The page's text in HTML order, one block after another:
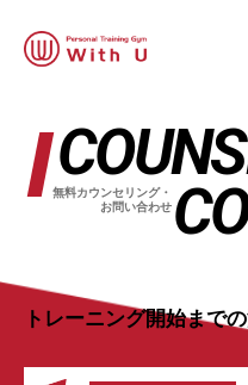
無料カウンセリング・
お問い合わせ
トレーニング開始まで